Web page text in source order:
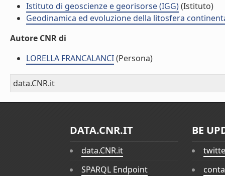
Istituto di geoscienze e georisorse (IGG)(Istituto)
Geodinamica ed evoluzione della litosfera
Autore CNR di
LORELLA FRANCALANCI(Persona)
data.CNR.it
DATA.CNR.IT
data.CNR.it
SPARQL Endpoint
BE